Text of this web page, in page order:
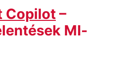
Copilot –
MI-